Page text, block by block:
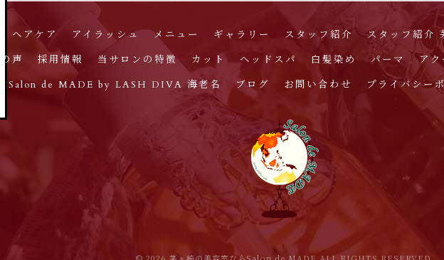
ヘアケア アイラッシュ メニュー ギャラリー スタッフ紹介 スタッフ紹介
声
採用情報 当サロンの特徴 カット ヘッドスパ 白髪染め パーマ ア
Salon de MADE by LASH DIVA 海老名
ブログ お問い合わせ プライバシー
© 2026 茅ヶ崎の美容室ならSalon de MADE ALL RIGHTS RESERVED.